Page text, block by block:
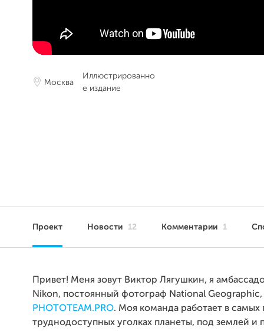
Москва
Иллюстрированно
е издание
Проект Новости 12 Комментарии 1
Привет! Меня зовут Виктор Лягушкин, я
Nikon, постоянный фотограф National
PHOTOTEAM.PRO. Моя команда работает в самых
труднодоступных уголках планеты, под землей и